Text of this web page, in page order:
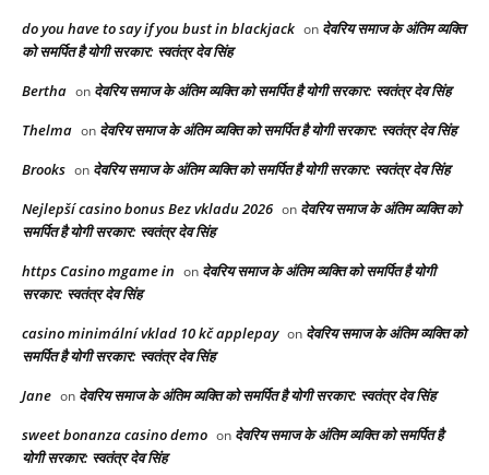
do you have to say if you bust in blackjack on देवरिय समाज के अंतिम व्यक्ति
को समर्पित है योगी सरकार: स्वतंत्र देव सिंह
Bertha on देवरिय समाज के अंतिम व्यक्ति को समर्पित है योगी सरकार: स्वतंत्र देव सिंह
Thelma on देवरिय समाज के अंतिम व्यक्ति को समर्पित है योगी सरकार: स्वतंत्र देव सिंह
Brooks on देवरिय समाज के अंतिम व्यक्ति को समर्पित है योगी सरकार: स्वतंत्र देव सिंह
Nejlepší casino bonus Bez vkladu 2026 on देवरिय समाज के अंतिम व्यक्ति को
समर्पित है योगी सरकार: स्वतंत्र देव सिंह
https Casino mgame in on देवरिय समाज के अंतिम व्यक्ति को समर्पित है योगी
सरकार: स्वतंत्र देव सिंह
casino minimální vklad 10 kč applepay on देवरिय समाज के अंतिम व्यक्ति को
समर्पित है योगी सरकार: स्वतंत्र देव सिंह
Jane on देवरिय समाज के अंतिम व्यक्ति को समर्पित है योगी सरकार: स्वतंत्र देव सिंह
sweet bonanza casino demo on देवरिय समाज के अंतिम व्यक्ति को समर्पित है
योगी सरकार: स्वतंत्र देव सिंह